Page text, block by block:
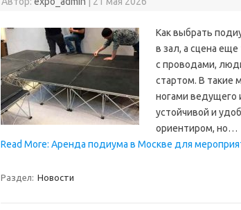
Как выбрать
в зал, а сцена
с проводами,
стартом. В такие
ногами ведущего
устойчивой и
ориентиром, но…
Read More: Аренда подиума в Москве для
Раздел: Новости